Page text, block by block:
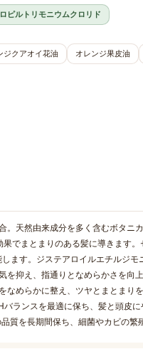
ピルトリモニウムクロリド
ジクアオイ花油 オレンジ果皮油
天然由来成分を多く含むボタニ
でまとまりのある髪に導きます
ます。ジステアロイルエチルジ
抑え、指通りとなめらかさを向
めらかに整え、ツヤとまとまり
ランスを最適に保ち、髪と頭皮
を長期間保ち、細菌やカビの繁